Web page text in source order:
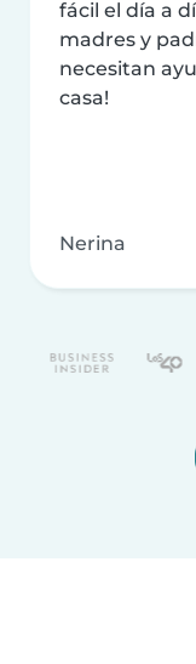
fácil el día a
madres y
necesitan
casa!
Nerina